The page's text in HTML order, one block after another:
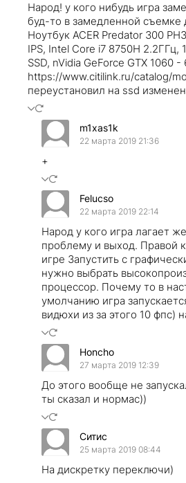
Народ! у кого нибудь игра
буд-то в замедленной
Ноутбук ACER Predator 300
IPS, Intel Core i7 8750H 2.2ГГц,
SSD, nVidia GeForce GTX 1060
https://www.citilink.ru/catalog/
переустановил на ssd
m1xas1k
22 марта 2019 21:36
+
Felucso
22 марта 2019 22:14
Народ у кого игра лагает
проблему и выход. Правой
игре Запустить с
нужно выбрать
процессор. Почему то в
умолчанию игра
видюхи из за этого 10 фпс)
Honcho
27 марта 2019 12:39
До этого вообще не
ты сказал и нормас))
Ситис
25 марта 2019 08:44
На дискретку переключи)